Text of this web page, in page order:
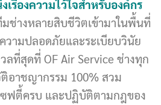
รื่องความไว้ใจสำหรับองค์กร
งหลายสิบชีวิตเข้ามาในพื้นที่
ความปลอดภัยและระเบียบวินัย
ลที่สุดที่ OF Air Service ช่างทุก
อาชญากรรม 100% สวม
ฟตี้ครบ และปฏิบัติตามกฎของ